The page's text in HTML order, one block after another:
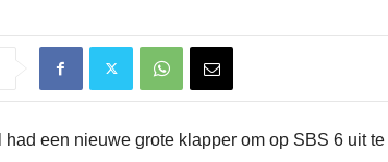
had een nieuwe grote klapper om op SBS 6 uit